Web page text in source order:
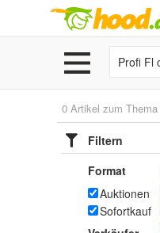
0 Artikel zum Thema
Filtern
Format
Auktionen
Sofortkauf